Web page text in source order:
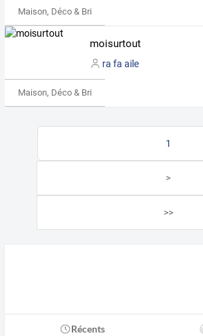
Maison, Déco & Bricolage
moisurtout
ra fa aile
Maison, Déco & Bricolage
1
>
>>
Récents